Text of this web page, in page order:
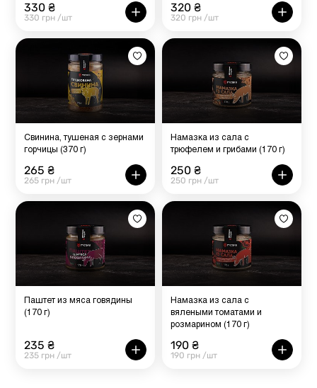
330 ₴
330 грн /шт
320 ₴
320 грн /шт
Свинина, тушеная с зернами
горчицы (370 г)
265 ₴
265 грн /шт
Намазка из сала с
трюфелем и грибами (170 г)
250 ₴
250 грн /шт
Паштет из мяса говядины
(170 г)
235 ₴
235 грн /шт
Намазка из сала с
вялеными томатами и
розмарином (170 г)
190 ₴
190 грн /шт